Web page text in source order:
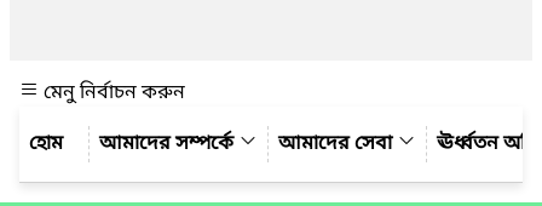
মেনু নির্বাচন করুন
আমাদের সম্পর্কে
আমাদের সেবা ঊর্ধ্বতন